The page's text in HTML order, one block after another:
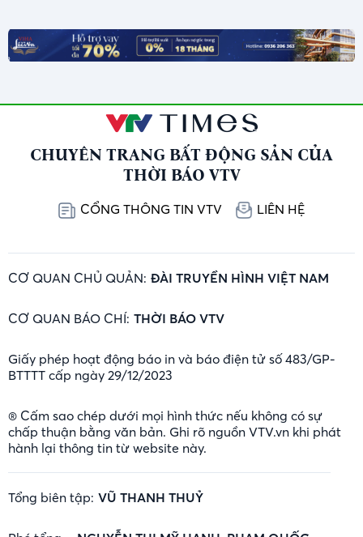
CHUYÊN TRANG BẤT ĐỘNG SẢN CỦA
THỜI BÁO VTV
CỔNG THÔNG TIN VTV LIÊN HỆ
CƠ QUAN CHỦ QUẢN: ĐÀI TRUYỀN HÌNH VIỆT NAM
CƠ QUAN BÁO CHÍ: THỜI BÁO VTV
Giấy phép hoạt động báo in và báo điện tử số 483/GP-
BTTTT cấp ngày 29/12/2023
® Cấm sao chép dưới mọi hình thức nếu không có sự
chấp thuận bằng văn bản. Ghi rõ nguồn VTV.vn khi phát
hành lại thông tin từ website này.
Tổng biên tập: VŨ THANH THUỶ